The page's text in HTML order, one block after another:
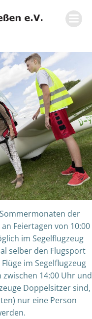
der
Feiertagen von 10:00
im Segelflugzeug
selber den Flugsport
im Segelflugzeug
14:00 Uhr und
Doppelsitzer sind,
nur eine Person